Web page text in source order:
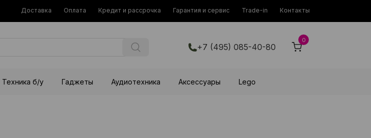
Доставка Оплата Кредит и рассрочка Гарантия и сервис Trade-in Контакты
+7 (495) 085-40-80
0
Техника б/у Гаджеты Аудиотехника Аксессуары Lego